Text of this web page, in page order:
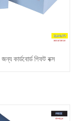
জন্য কার্ডবোর্ড গিফট বক্স